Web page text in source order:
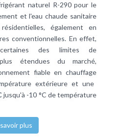
naturel R-290 pour le
et l'eau chaude sanitaire
également en
conventionnelles. En effet,
des limites de
étendues du marché,
fiable en chauffage
extérieure et une
jusqu'à -10 °C de température
plus